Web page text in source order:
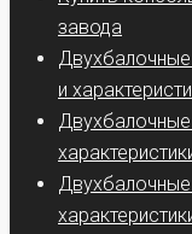
завода
и